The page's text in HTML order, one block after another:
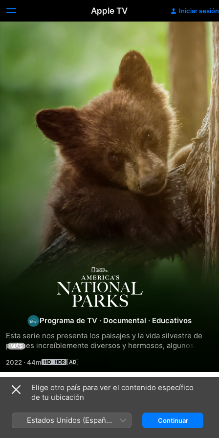
Apple TV Iniciar sesión
Parques
Nacionales
de
Estados
Unidos
Programa de TV · Documental · Educativos
Esta serie nos presenta los paisajes y la vida silvestre de
parques increíblemente diversos y hermosos, algunos
estadounidenses y el mundo entero, verán que cada uno de
estos parques es una joya natural y en conjunto deben ser
celebrados como un tesoro Nacional.
MÁS
2022 · 44m
Temporada 1
Elige otro país para ver el contenido específico
de tu ubicación
Estados Unidos (Español
México)
Continuar